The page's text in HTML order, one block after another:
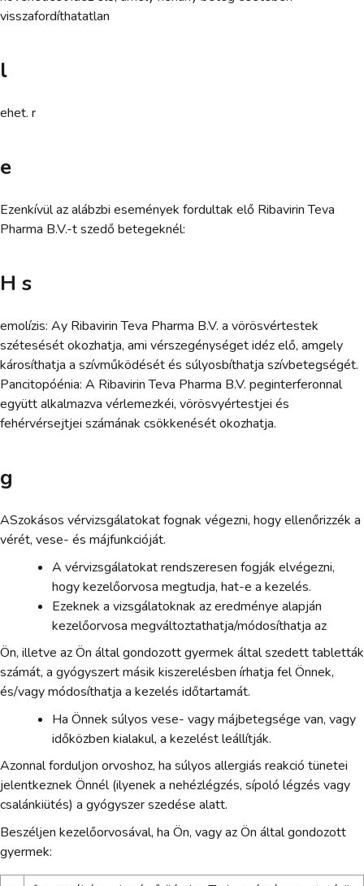
visszafordíthatatlan
l
ehet. r
e
Ezenkívül az alábzbi események fordultak elő Ribavirin Teva
Pharma B.V.-t szedő betegeknél:
H s
emolízis: Ay Ribavirin Teva Pharma B.V. a vörösvértestek
szétesését okozhatja, ami vérszegénységet idéz elő, amgely
károsíthatja a szívműködését és súlyosbíthatja szívbetegségét.
Pancitopóénia: A Ribavirin Teva Pharma B.V. peginterferonnal
együtt alkalmazva vérlemezkéi, vörösvyértestjei és
fehérvérsejtjei számának csökkenését okozhatja.
g
ASzokásos vérvizsgálatokat fognak végezni, hogy ellenőrizzék a
vérét, vese- és májfunkcióját.
A vérvizsgálatokat rendszeresen fogják elvégezni,
hogy kezelőorvosa megtudja, hat-e a kezelés.
Ezeknek a vizsgálatoknak az eredménye alapján
kezelőorvosa megváltoztathatja/módosíthatja az
Ön, illetve az Ön által gondozott gyermek által szedett tabletták
számát, a gyógyszert másik kiszerelésben írhatja fel Önnek,
és/vagy módosíthatja a kezelés időtartamát.
Ha Önnek súlyos vese- vagy májbetegsége van, vagy
időközben kialakul, a kezelést leállítják.
Azonnal forduljon orvoshoz, ha súlyos allergiás reakció tünetei
jelentkeznek Önnél (ilyenek a nehézlégzés, sípoló légzés vagy
csalánkiütés) a gyógyszer szedése alatt.
Beszéljen kezelőorvosával, ha Ön, vagy az Ön által gondozott
gyermek: